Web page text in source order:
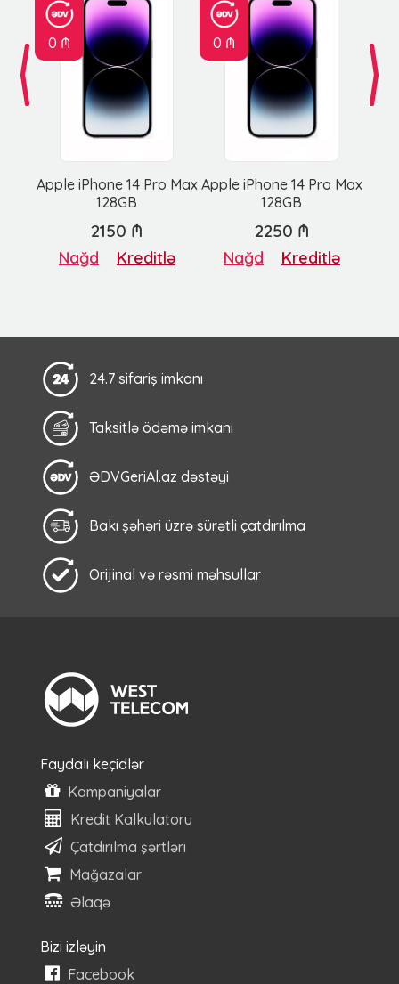
0 ₼
Apple iPhone 14 Pro Max
128GB
0 ₼
Apple iPhone 14 Pro Max
128GB
2150 ₼
Nağd Kreditlə
2250 ₼
Nağd Kreditlə
24.7 sifariş imkanı
Taksitlə ödəmə imkanı
ƏDVGeriAl.az dəstəyi
Bakı şəhəri üzrə sürətli çatdırılma
Orijinal və rəsmi məhsullar
Faydalı keçidlər
Kampaniyalar
Kredit Kalkulatoru
Çatdırılma şərtləri
Mağazalar
Əlaqə
Bizi izləyin
Facebook